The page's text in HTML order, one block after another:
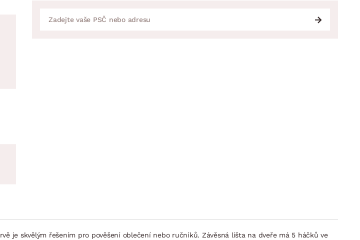
je skvělým řešením pro pověšení oblečení nebo ručníků. Závěsná lišta na dveře má 5 háčků ve